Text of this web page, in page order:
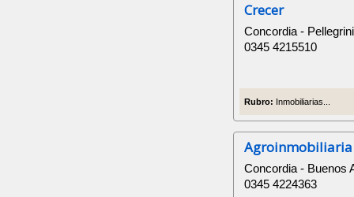
Crecer
Concordia -
0345 4215510
Rubro: Inmobiliarias...
Agroinmobiliaria
Concordia - Buenos
0345 4224363